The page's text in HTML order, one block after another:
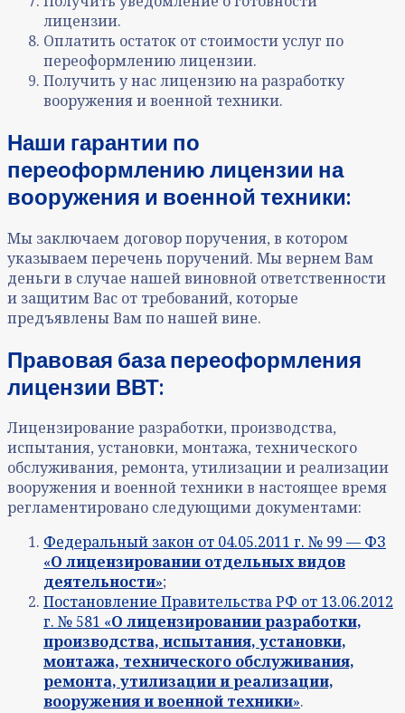
лицензии.
Оплатить остаток от стоимости услуг по
переоформлению лицензии.
Получить у нас лицензию на разработку
вооружения и военной техники.
Наши гарантии по
переоформлению лицензии на
вооружения и военной техники:
Мы заключаем договор поручения, в котором
указываем перечень поручений. Мы вернем Вам
деньги в случае нашей виновной ответственности
и защитим Вас от требований, которые
предъявлены Вам по нашей вине.
Правовая база переоформления
лицензии ВВТ:
Лицензирование разработки, производства,
испытания, установки, монтажа, технического
обслуживания, ремонта, утилизации и реализации
вооружения и военной техникив настоящее время
регламентировано следующими документами:
Федеральный закон от 04.05.2011 г. № 99 — ФЗ
«О лицензировании отдельных видов
деятельности»;
Постановление Правительства РФ от 13.06.2012
г. № 581 «О лицензировании разработки,
производства, испытания, установки,
монтажа, технического обслуживания,
ремонта, утилизации и реализации,
вооружения и военной техники».